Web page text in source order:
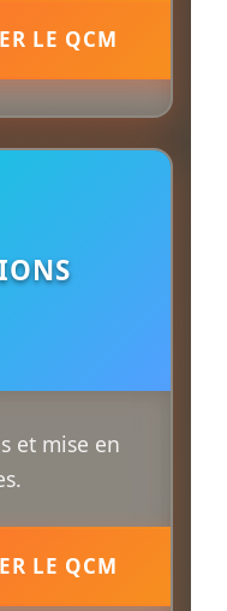
LE QCM
et mise en
LE QCM